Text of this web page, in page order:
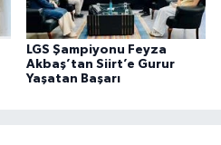
LGS Şampiyonu Feyza
Akbaş’tan Siirt’e Gurur
Yaşatan Başarı